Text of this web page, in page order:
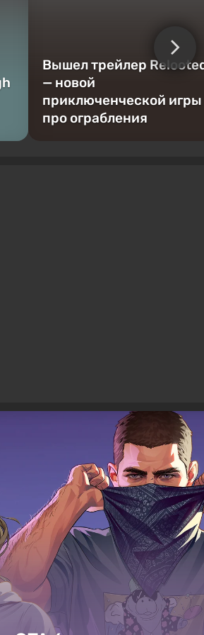
Вышел трейлер
— новой
приключенческой игры
про ограбления